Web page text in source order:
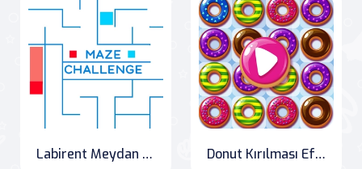
Labirent Meydan Okuma Donut Kırılması Efsanesi